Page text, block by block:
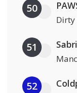
50
Dirty
51
52